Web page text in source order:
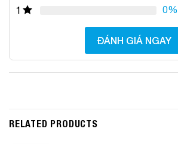
1
0%
ĐÁNH GIÁ NGAY
RELATED PRODUCTS